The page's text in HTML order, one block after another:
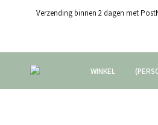
Verzending binnen 2 dagen met
WINKEL